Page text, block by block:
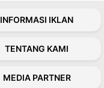
INFORMASI IKLAN
TENTANG KAMI
MEDIA PARTNER